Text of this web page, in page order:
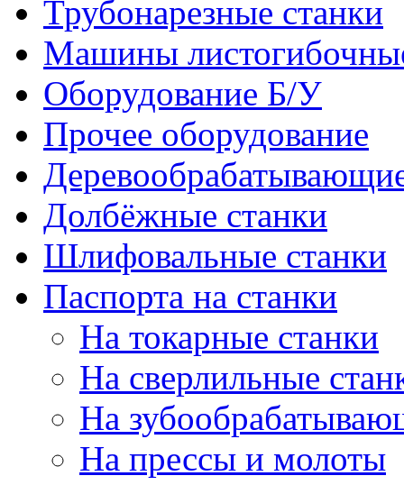
Трубонарезные станки
Машины
Оборудование Б/У
Прочее оборудование
Долбёжные станки
Шлифовальные станки
Паспорта на станки
На токарные станки
На сверлильные
На
На прессы и молоты